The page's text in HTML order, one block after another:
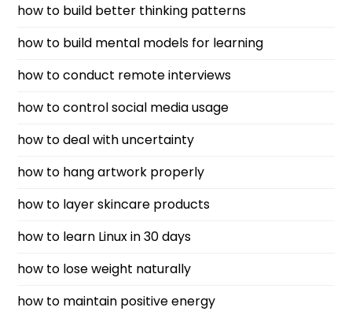
how to build better thinking patterns
how to build mental models for learning
how to conduct remote interviews
how to control social media usage
how to deal with uncertainty
how to hang artwork properly
how to layer skincare products
how to learn Linux in 30 days
how to lose weight naturally
how to maintain positive energy